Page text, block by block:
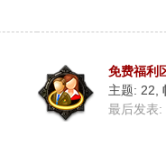
免费福利
主题: 22
最后发表